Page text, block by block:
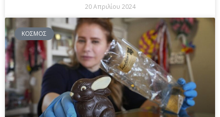
20 Απριλίου 2024
ΚΟΣΜΟΣ